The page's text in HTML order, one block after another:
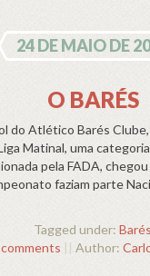
24 DE MAIO DE
O BARÉS
do Atlético Barés
Matinal, uma
pela FADA,
faziam parte
Tagged under: Barés
|| Author: